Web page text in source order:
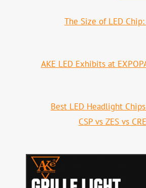
The Size of LED
AKE LED Exhibits at
Best LED Headlight
CSP vs ZES vs